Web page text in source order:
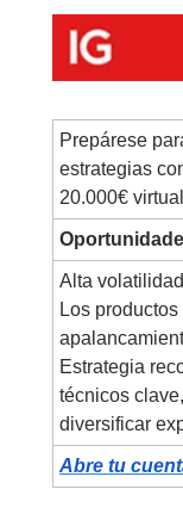
Prepárese
estrategias
20.000€
Alta
Los
Estrategia
técnicos
diversificar
Abre tu